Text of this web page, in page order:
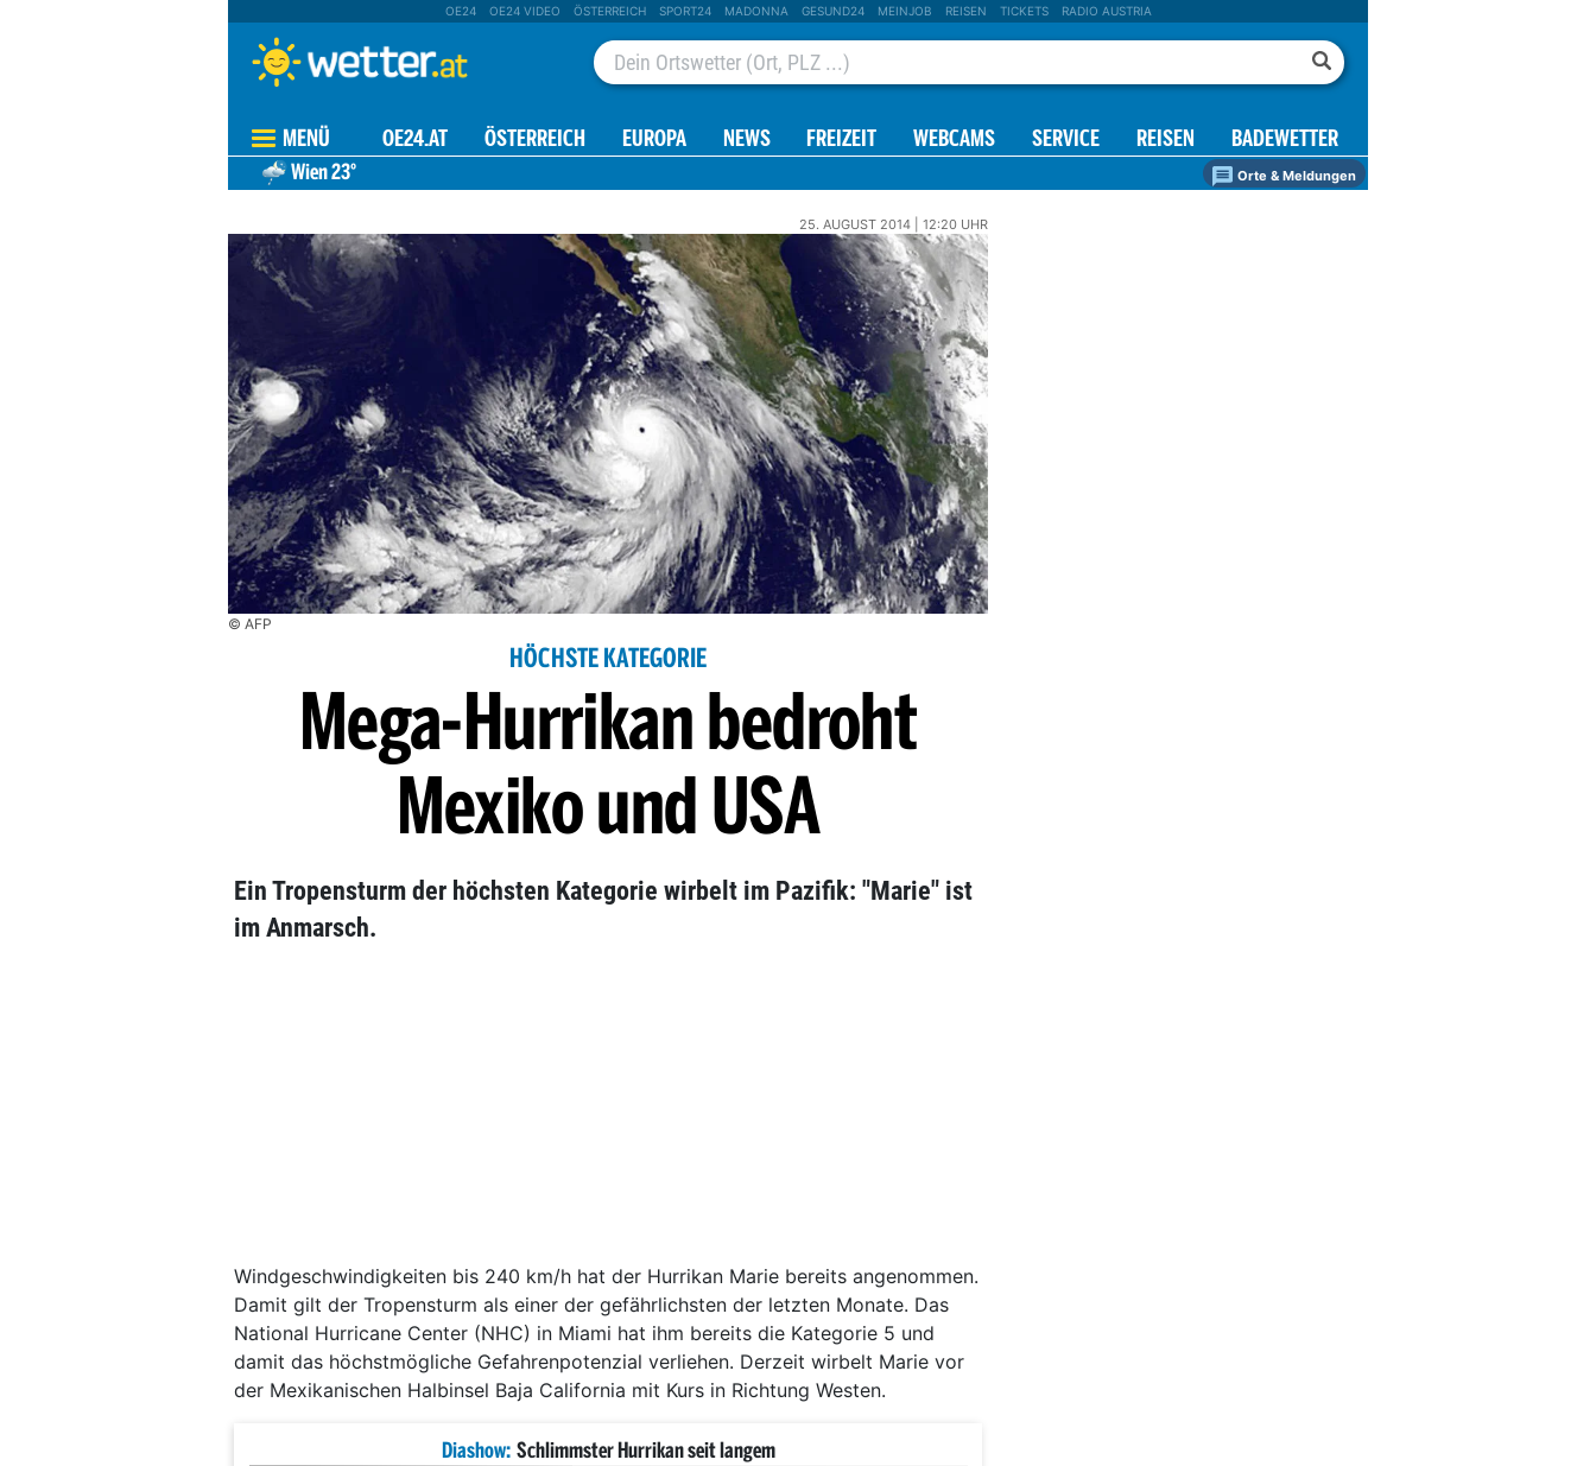
OE24 OE24 VIDEO ÖSTERREICH SPORT24 MADONNA GESUND24 MEINJOB REISEN TICKETS RADIO AUSTRIA
MENÜ OE24.AT ÖSTERREICH EUROPA NEWS FREIZEIT WEBCAMS SERVICE REISEN BADEWETTER
Wien23° Orte & Meldungen
25. AUGUST 2014 | 12:20 UHR
© AFP
HÖCHSTE KATEGORIE
Mega-Hurrikan bedroht
Mexiko und USA
Ein Tropensturm der höchsten Kategorie wirbelt im Pazifik: "Marie" ist
im Anmarsch.
Windgeschwindigkeiten bis 240 km/h hat der Hurrikan Marie bereits angenommen.
Damit gilt der Tropensturm als einer der gefährlichsten der letzten Monate. Das
National Hurricane Center (NHC) in Miami hat ihm bereits die Kategorie 5 und
damit das höchstmögliche Gefahrenpotenzial verliehen. Derzeit wirbelt Marie vor
der Mexikanischen Halbinsel Baja California mit Kurs in Richtung Westen.
Diashow: Schlimmster Hurrikan seit langem